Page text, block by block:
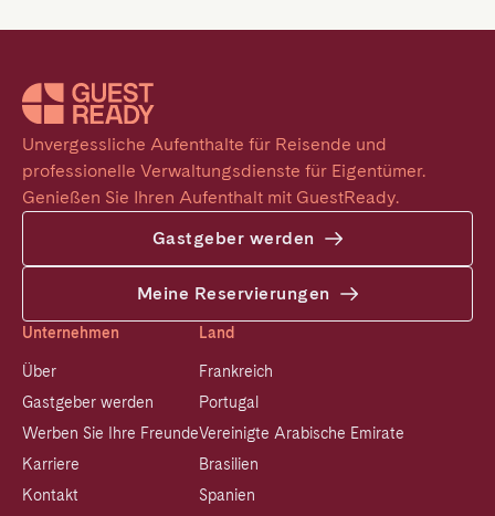
Unvergessliche Aufenthalte für Reisende und
professionelle Verwaltungsdienste für Eigentümer.
Genießen Sie Ihren Aufenthalt mit GuestReady.
Gastgeber werden
Meine Reservierungen
Unternehmen
Über
Gastgeber werden
Werben Sie Ihre Freunde
Karriere
Kontakt
Land
Frankreich
Portugal
Vereinigte Arabische Emirate
Brasilien
Spanien